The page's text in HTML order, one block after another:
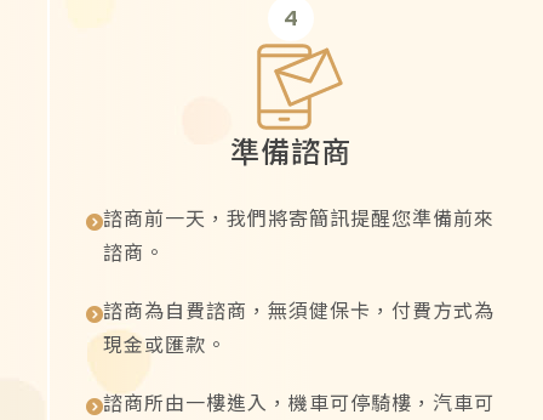
4
準備諮商
諮商前一天，我們將寄簡訊提醒您準備前來
諮商。
諮商為自費諮商，無須健保卡，付費方式為
現金或匯款。
諮商所由一樓進入，機車可停騎樓，汽車可